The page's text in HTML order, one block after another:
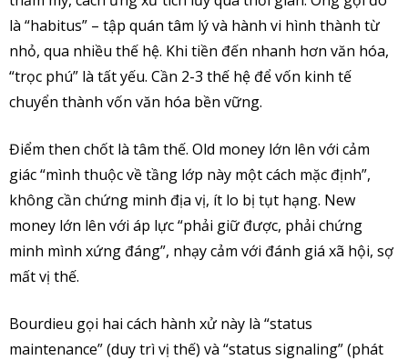
là “habitus” – tập quán tâm lý và hành vi hình thành từ
nhỏ, qua nhiều thế hệ. Khi tiền đến nhanh hơn văn hóa,
“trọc phú” là tất yếu. Cần 2-3 thế hệ để vốn kinh tế
chuyển thành vốn văn hóa bền vững.
Điểm then chốt là tâm thế. Old money lớn lên với cảm
giác “mình thuộc về tầng lớp này một cách mặc định”,
không cần chứng minh địa vị, ít lo bị tụt hạng. New
money lớn lên với áp lực “phải giữ được, phải chứng
minh mình xứng đáng”, nhạy cảm với đánh giá xã hội, sợ
mất vị thế.
Bourdieu gọi hai cách hành xử này là “status
maintenance” (duy trì vị thế) và “status signaling” (phát